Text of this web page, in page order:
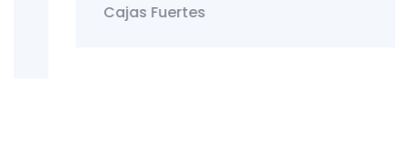
Cajas Fuertes